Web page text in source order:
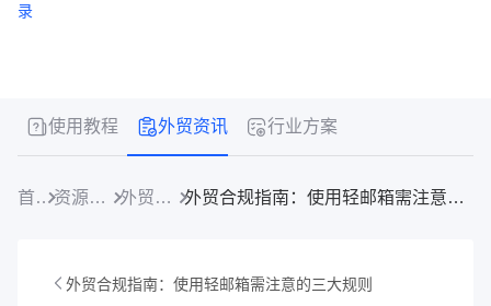
心
录
使用教程 外贸资讯 行业方案
首页 资源中心 外贸资讯 外贸合规指南：使用轻邮箱需注意的三大规则
外贸合规指南：使用轻邮箱需注意的三大规则